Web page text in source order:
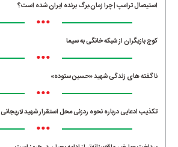
استیصال ترامپ | چرا زمان،برگ برنده ایران شده است؟
•••
کوچ بازیگران از شبکه خانگی به سیما
•••
ناگفته های زندگی شهید «حسین ستوده»
•••
تکذیب ادعایی درباره نحوه ردزنی محل استقرار شهید لاریجانی
•••